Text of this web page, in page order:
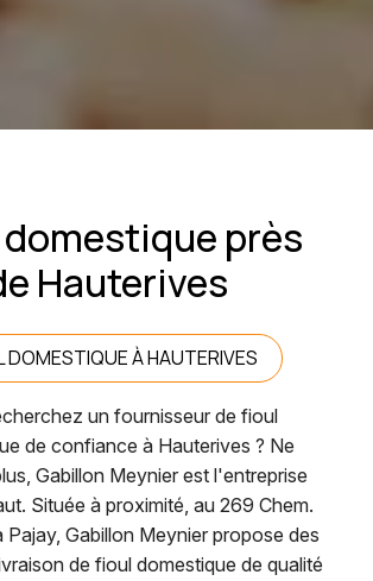
près
Hauterives
DOMESTIQUE À HAUTERIVES
un fournisseur de fioul
de confiance à Hauterives ? Ne
Gabillon Meynier est l'entreprise
Située à proximité, au 269 Chem.
Pajay, Gabillon Meynier propose des
de fioul domestique de qualité